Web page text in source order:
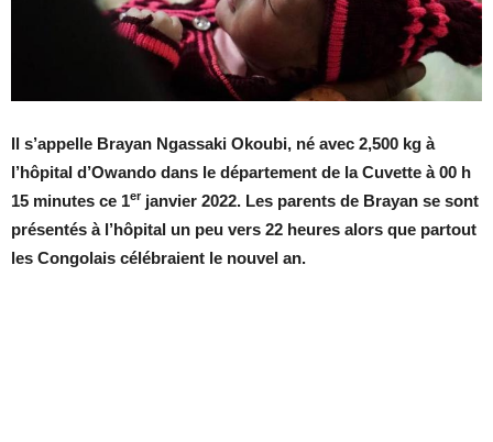
Il s’appelle Brayan Ngassaki Okoubi, né avec 2,500 kg à
l’hôpital d’Owando dans le département de la Cuvette à 00 h
15 minutes ce 1er janvier 2022. Les parents de Brayan se sont
présentés à l’hôpital un peu vers 22 heures alors que partout
les Congolais célébraient le nouvel an.